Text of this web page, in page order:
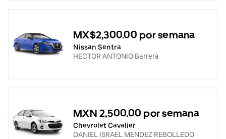
MX$2,300.00 por semana
Nissan Sentra
HECTOR ANTONIO Barrera
MXN 2,500.00 por semana
Chevrolet Cavalier
DANIEL ISRAEL MENDEZ REBOLLEDO